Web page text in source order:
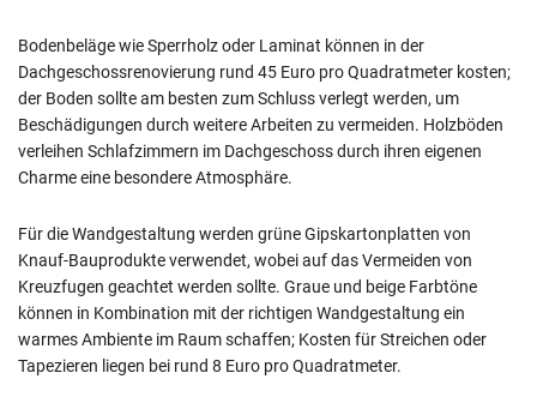
Bodenbeläge wie Sperrholz oder Laminat können in der
Dachgeschossrenovierung rund 45 Euro pro Quadratmeter kosten;
der Boden sollte am besten zum Schluss verlegt werden, um
Beschädigungen durch weitere Arbeiten zu vermeiden. Holzböden
verleihen Schlafzimmern im Dachgeschoss durch ihren eigenen
Charme eine besondere Atmosphäre.
Für die Wandgestaltung werden grüne Gipskartonplatten von
Knauf-Bauprodukte verwendet, wobei auf das Vermeiden von
Kreuzfugen geachtet werden sollte. Graue und beige Farbtöne
können in Kombination mit der richtigen Wandgestaltung ein
warmes Ambiente im Raum schaffen; Kosten für Streichen oder
Tapezieren liegen bei rund 8 Euro pro Quadratmeter.